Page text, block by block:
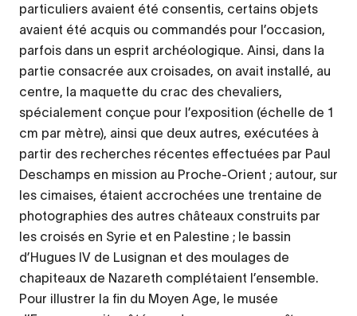
particuliers avaient été consentis, certains objets
avaient été acquis ou commandés pour l’occasion,
parfois dans un esprit archéologique. Ainsi, dans la
partie consacrée aux croisades, on avait installé, au
centre, la maquette du crac des chevaliers,
spécialement conçue pour l’exposition (échelle de 1
cm par mètre), ainsi que deux autres, exécutées à
partir des recherches récentes effectuées par Paul
Deschamps en mission au Proche-Orient ; autour, sur
les cimaises, étaient accrochées une trentaine de
photographies des autres châteaux construits par
les croisés en Syrie et en Palestine ; le bassin
d’Hugues IV de Lusignan et des moulages de
chapiteaux de Nazareth complétaient l’ensemble.
Pour illustrer la fin du Moyen Age, le musée